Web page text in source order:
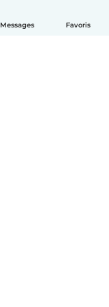
Messages Favoris